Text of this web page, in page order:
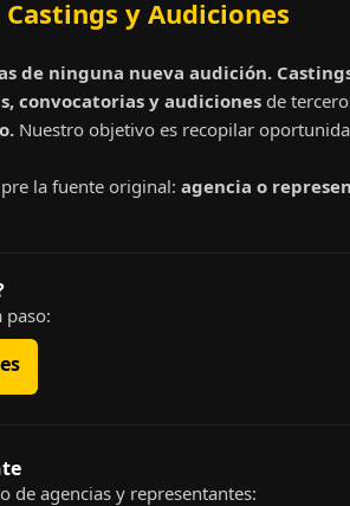
y Audiciones
de ninguna nueva audición.
convocatorias y audiciones de
Nuestro objetivo es recopilar
la fuente original: agencia o
paso:
de agencias y representantes: